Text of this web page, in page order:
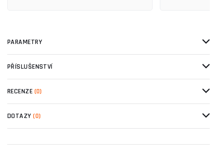
PARAMETRY
PŘÍSLUŠENSTVÍ
RECENZE (0)
DOTAZY(0)